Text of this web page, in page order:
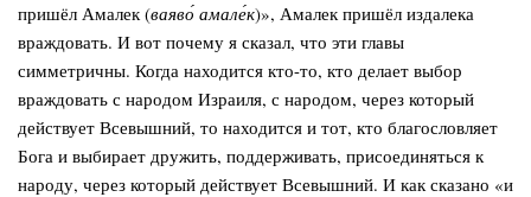
пришёл Амалек (ваяво́ амале́к)», Амалек пришёл издалека
враждовать. И вот почему я сказал, что эти главы
симметричны. Когда находится кто-то, кто делает выбор
враждовать с народом Израиля, с народом, через который
действует Всевышний, то находится и тот, кто благословляет
Бога и выбирает дружить, поддерживать, присоединяться к
народу, через который действует Всевышний. И как сказано «и